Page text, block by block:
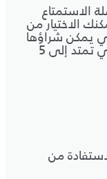
الاستمتاع
الاختيار من
يمكن شراؤها
إضافة إلى فترة الضمان الأصلي التي تمتد إلى 5
من